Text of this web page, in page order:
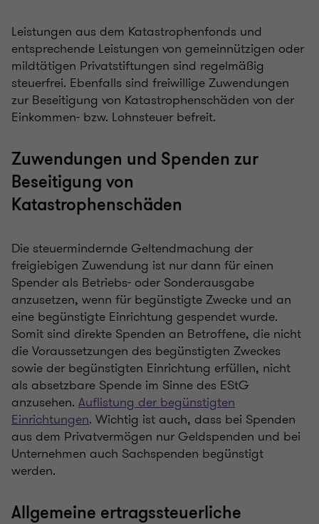
Leistungen aus dem Katastrophenfonds und
entsprechende Leistungen von gemeinnützigen oder
mildtätigen Privatstiftungen sind regelmäßig
steuerfrei. Ebenfalls sind freiwillige Zuwendungen
zur Beseitigung von Katastrophenschäden von der
Einkommen- bzw. Lohnsteuer befreit.
Zuwendungen und Spenden zur
Beseitigung von
Katastrophenschäden
Die steuermindernde Geltendmachung der
freigiebigen Zuwendung ist nur dann für einen
Spender als Betriebs- oder Sonderausgabe
anzusetzen, wenn für begünstigte Zwecke und an
eine begünstigte Einrichtung gespendet wurde.
Somit sind direkte Spenden an Betroffene, die nicht
die Voraussetzungen des begünstigten Zweckes
sowie der begünstigten Einrichtung erfüllen, nicht
als absetzbare Spende im Sinne des EStG
anzusehen. Auflistung der begünstigten
Einrichtungen. Wichtig ist auch, dass bei Spenden
aus dem Privatvermögen nur Geldspenden und bei
Unternehmen auch Sachspenden begünstigt
werden.
Allgemeine ertragssteuerliche